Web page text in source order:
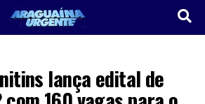
lança edital de